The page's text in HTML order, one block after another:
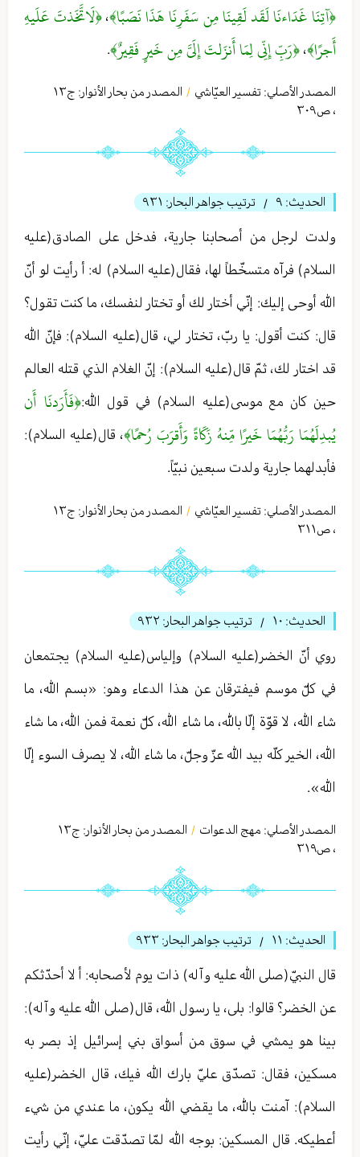
﴿آتِنَا غَدَاءنَا لَقَد لَقِينَا مِن سَفَرِنَا هَذَا نَصَبًا﴾، ﴿لَاتَّخَذتَ عَلَيهِ
أَجرًا﴾، ﴿رَبِّ إِنِّي لِمَا أَنزَلتَ إِلَيَّ مِن خَيرٍ فَقِيرٌ﴾.
المصدر الأصلي: تفسير العيّاشي / المصدر من بحار الأنوار: ج١٣
، ص٣٠٩
الحديث: ٩ / ترتيب جواهر البحار: ٩٣١
ولدت لرجل من أصحابنا جارية، فدخل على الصادق(عليه
السلام) فرآه متسخّطاً لها، فقال(عليه السلام) له: أ رأيت لو أنّ
الله أوحى إليك: إنّي أختار لك أو تختار لنفسك، ما كنت تقول؟
قال: كنت أقول: يا ربّ، تختار لي، قال(عليه السلام): فإنّ الله
قد اختار لك، ثمّ قال(عليه السلام): إنّ الغلام الذي قتله العالم
حين كان مع موسى(عليه السلام) في قول الله:﴿فَأَرَدنَا أَن
يُبدِلَهُمَا رَبُّهُمَا خَيرًا مِّنهُ زَكَاةً وَأَقرَبَ رُحمًا﴾، قال(عليه السلام):
فأبدلهما جارية ولدت سبعين نبيّاً.
المصدر الأصلي: تفسير العيّاشي / المصدر من بحار الأنوار: ج١٣
، ص٣١١
الحديث: ١٠ / ترتيب جواهر البحار: ٩٣٢
روي أنّ الخضر(عليه السلام) وإلياس(عليه السلام) يجتمعان
في كلّ موسم فيفترقان عن هذا الدعاء وهو: «بسم الله، ما
شاء الله، لا قوّة إلّا بالله، ما شاء الله، كلّ نعمة فمن الله، ما شاء
الله، الخير كلّه بيد الله عزّ وجلّ، ما شاء الله، لا يصرف السوء إلّا
الله».
المصدر الأصلي: مهج الدعوات / المصدر من بحار الأنوار: ج١٣
، ص٣١٩
الحديث: ١١ / ترتيب جواهر البحار: ٩٣٣
قال النبيّ(صلى الله عليه وآله) ذات يوم لأصحابه: أ لا أحدّثكم
عن الخضر؟ قالوا: بلى، يا رسول الله، قال(صلى الله عليه وآله):
بينا هو يمشي في سوق من أسواق بني إسرائيل إذ بصر به
مسكين، فقال: تصدّق عليّ بارك الله فيك، قال الخضر(عليه
السلام): آمنت بالله، ما يقضي الله يكون، ما عندي من شيء
أعطيكه. قال المسكين: بوجه الله لمّا تصدّقت عليّ، إنّي رأيت